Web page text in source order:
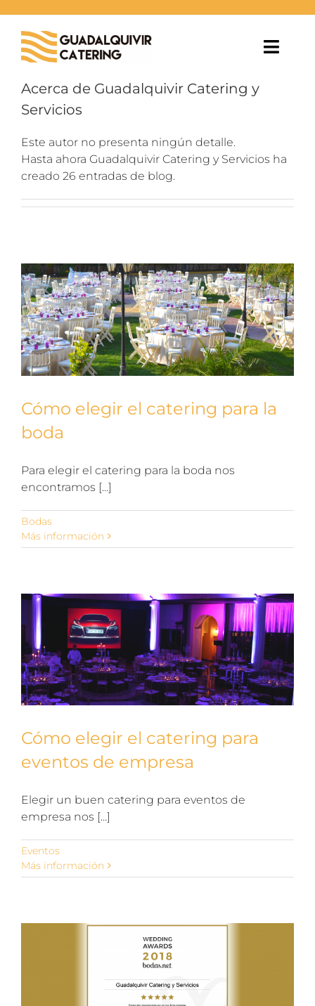
contenido
EVENTOS
BODAS
ESPACIOS
CONTACTO
Acerca de Guadalquivir Catering y
Servicios
Este autor no presenta ningún detalle.
Hasta ahora Guadalquivir Catering y Servicios ha
creado 26 entradas de blog.
Cómo elegir el catering para la
boda
Para elegir el catering para la boda nos
encontramos [...]
Bodas
Más información
Cómo elegir el catering para
eventos de empresa
Elegir un buen catering para eventos de
empresa nos [...]
Eventos
Más información